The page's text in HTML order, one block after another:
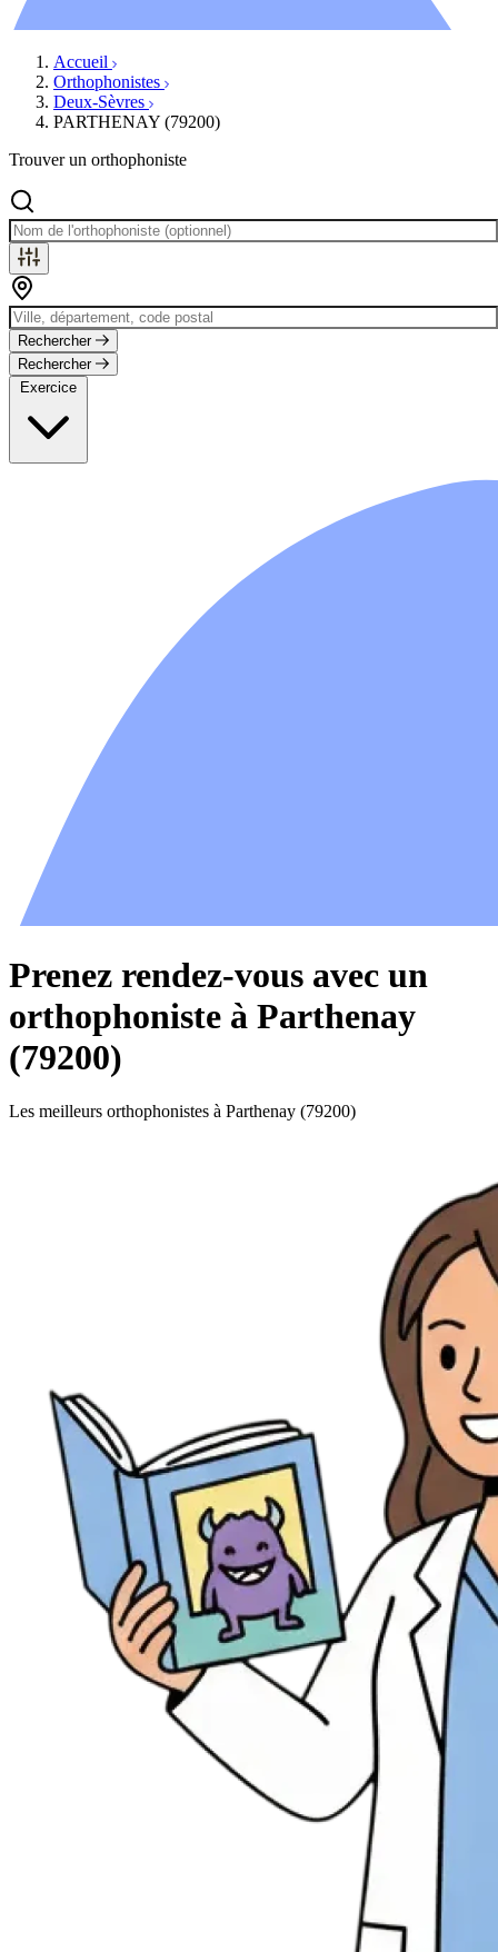
Accueil
Orthophonistes
Deux-Sèvres
PARTHENAY (79200)
Trouver un orthophoniste
Rechercher
Rechercher
Exercice
Prenez rendez-vous avec un
orthophoniste à Parthenay
(79200)
Les meilleurs orthophonistes à Parthenay (79200)